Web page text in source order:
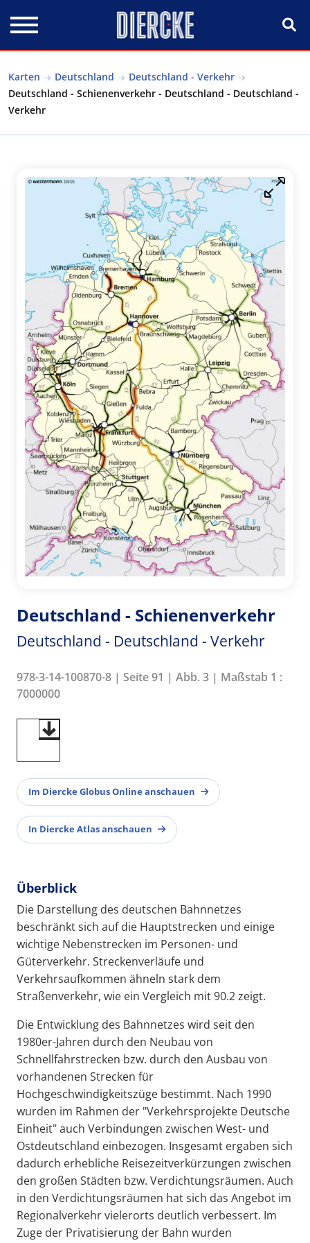
Karten Deutschland
Deutschland - Verkehr
Deutschland - Schienenverkehr - Deutschland - Deutschland -
Verkehr
Deutschland - Schienenverkehr
Deutschland - Deutschland - Verkehr
978-3-14-100870-8 | Seite 91 | Abb. 3 | Maßstab 1 :
7000000
Im Diercke Globus Online anschauen
In Diercke Atlas anschauen
Überblick
Die Darstellung des deutschen Bahnnetzes
beschränkt sich auf die Hauptstrecken und einige
wichtige Nebenstrecken im Personen- und
Güterverkehr. Streckenverläufe und
Verkehrsaufkommen ähneln stark dem
Straßenverkehr, wie ein Vergleich mit 90.2 zeigt.
Die Entwicklung des Bahnnetzes wird seit den
1980er-Jahren durch den Neubau von
Schnellfahrstrecken bzw. durch den Ausbau von
vorhandenen Strecken für
Hochgeschwindigkeitszüge bestimmt. Nach 1990
wurden im Rahmen der "Verkehrsprojekte Deutsche
Einheit" auch Verbindungen zwischen West- und
Ostdeutschland einbezogen. Insgesamt ergaben sich
dadurch erhebliche Reisezeitverkürzungen zwischen
den großen Städten bzw. Verdichtungsräumen. Auch
in den Verdichtungsräumen hat sich das Angebot im
Regionalverkehr vielerorts deutlich verbessert. Im
Zuge der Privatisierung der Bahn wurden